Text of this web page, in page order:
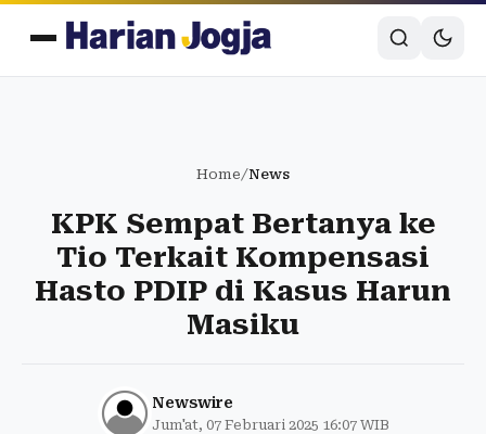
Home/News
KPK Sempat Bertanya ke
Tio Terkait Kompensasi
Hasto PDIP di Kasus Harun
Masiku
Newswire
Jum'at, 07 Februari 2025 16:07 WIB